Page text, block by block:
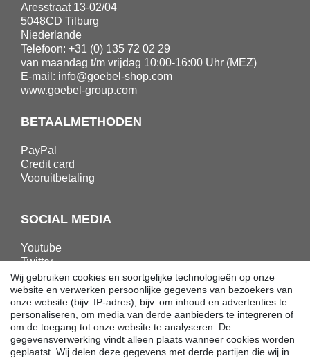
Aresstraat 13-02/04
5048CD Tilburg
Niederlande
Telefoon: +31 (0) 135 72 02 29
van maandag t/m vrijdag 10:00-16:00 Uhr (MEZ)
E-mail: info@goebel-shop.com
www.goebel-group.com
BETAALMETHODEN
PayPal
Credit card
Vooruitbetaling
SOCIAL MEDIA
Youtube
Twitter
Linkedin
Facebook
Instagram
DOWNLOADS
Wij gebruiken cookies en soortgelijke technologieën op onze
website en verwerken persoonlijke gegevens van bezoekers van
onze website (bijv. IP-adres), bijv. om inhoud en advertenties te
personaliseren, om media van derde aanbieders te integreren of
om de toegang tot onze website te analyseren. De
gegevensverwerking vindt alleen plaats wanneer cookies worden
geplaatst. Wij delen deze gegevens met derde partijen die wij in